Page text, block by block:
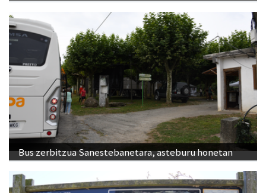
Bus zerbitzua Sanestebanetara, asteburu honetan